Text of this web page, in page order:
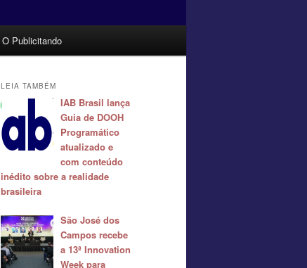
O Publicitando
LEIA TAMBÉM
IAB Brasil lança
Guia de DOOH
Programático
atualizado e
com conteúdo
inédito sobre a realidade
brasileira
São José dos
Campos recebe
a 13ª Innovation
Week para